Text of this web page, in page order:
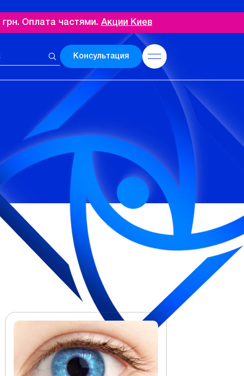
Оплата частями. Акции Киев
Консультация